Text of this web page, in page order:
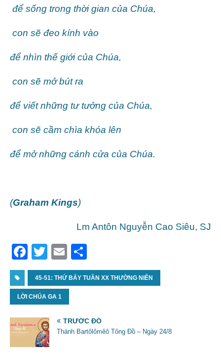
để sống trong thời gian của Chúa,
con sẽ đeo kính vào
để nhìn thế giới của Chúa,
con sẽ mở bút ra
để viết những tư tưởng của Chúa,
con sẽ cầm chìa khóa lên
để mở những cánh cửa của Chúa.
(Graham Kings)
Lm Antôn Nguyễn Cao Siêu, SJ
F
a
c
e
b
o
o
T
w
itt
er
E
m
ai
h
ar
45-51: THỨ BẢY TUẦN XX THƯỜNG NIÊN
LỜI CHÚA GA 1
TRƯỚC ĐÓ
Thánh Bartôlômêô Tông Đồ – Ngày 24/8